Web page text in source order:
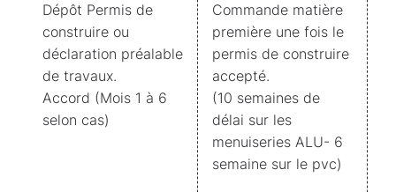
Dépôt Permis de
construire ou
déclaration préalable
de travaux.
Accord (Mois 1 à 6
selon cas)
Commande matière
première une fois le
permis de construire
accepté.
(10 semaines de
délai sur les
menuiseries ALU- 6
semaine sur le pvc)